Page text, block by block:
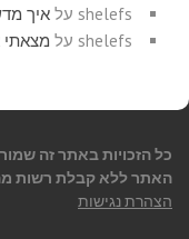
shelefs על איך
shelefs על מצאתי
כל הזכויות באתר זה
האתר ללא קבלת רשות
הצהרת נגישות